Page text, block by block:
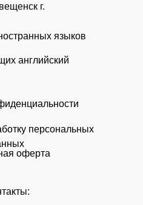
оферта
английский
языков
г.
персональных